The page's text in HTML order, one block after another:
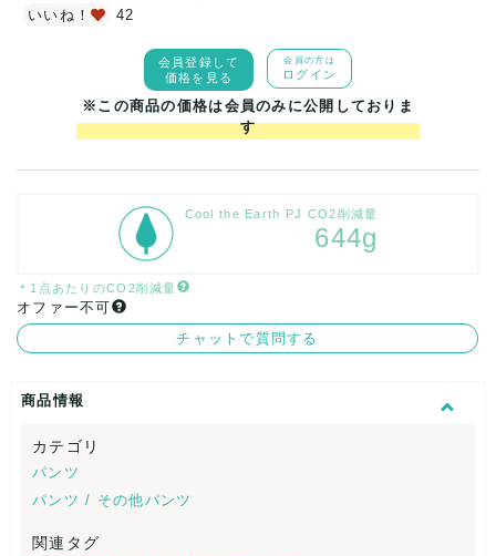
いいね！
42
会員登録して
価格を見る
会員の方は
ログイン
※この商品の価格は会員のみに公開しておりま
す
Cool the Earth PJ CO2削減量
644g
＊1点あたりのCO2削減量
オファー不可
チャットで質問する
商品情報
カテゴリ
パンツ
パンツ / その他パンツ
関連タグ